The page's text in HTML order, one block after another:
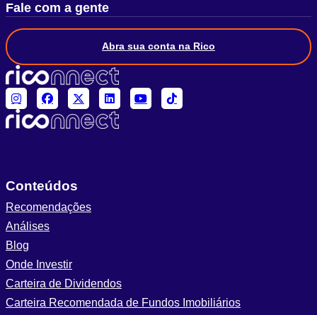
Fale com a gente
Abra sua conta na Rico
Conteúdos
Recomendações
Análises
Blog
Onde Investir
Carteira de Dividendos
Carteira Recomendada de Fundos Imobiliários